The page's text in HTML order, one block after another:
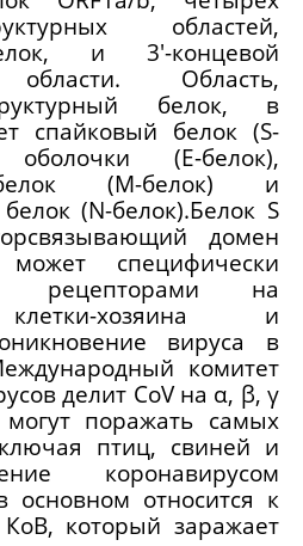
областей,
и 3'-концевой
Область,
белок, в
спайковый белок (S-
(E-белок),
(M-белок) и
(N-белок).Белок S
домен
специфически
рецепторами на
хозяина и
вируса в
комитет
делит CoV на α, β, γ
поражать самых
птиц, свиней и
коронавирусом
основном относится к
который заражает